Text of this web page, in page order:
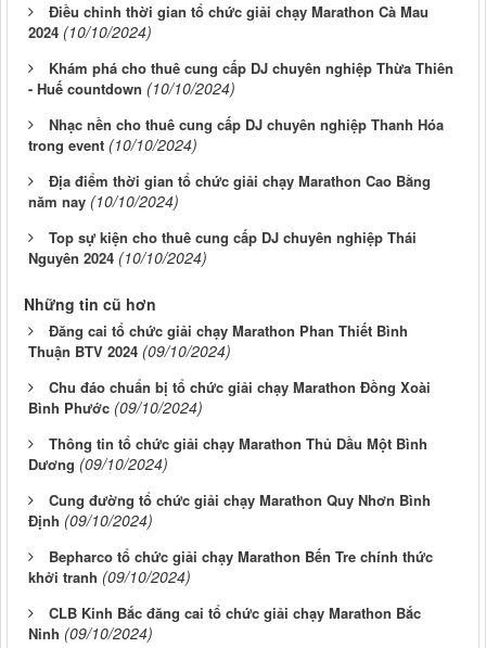
Điều chỉnh thời gian tổ chức giải chạy Marathon Cà Mau
2024 (10/10/2024)
Khám phá cho thuê cung cấp DJ chuyên nghiệp Thừa Thiên
- Huế countdown (10/10/2024)
Nhạc nền cho thuê cung cấp DJ chuyên nghiệp Thanh Hóa
trong event (10/10/2024)
Địa điểm thời gian tổ chức giải chạy Marathon Cao Bằng
năm nay (10/10/2024)
Top sự kiện cho thuê cung cấp DJ chuyên nghiệp Thái
Nguyên 2024 (10/10/2024)
Những tin cũ hơn
Đăng cai tổ chức giải chạy Marathon Phan Thiết Bình
Thuận BTV 2024 (09/10/2024)
Chu đáo chuẩn bị tổ chức giải chạy Marathon Đồng Xoài
Bình Phước (09/10/2024)
Thông tin tổ chức giải chạy Marathon Thủ Dầu Một Bình
Dương (09/10/2024)
Cung đường tổ chức giải chạy Marathon Quy Nhơn Bình
Định (09/10/2024)
Bepharco tổ chức giải chạy Marathon Bến Tre chính thức
khởi tranh (09/10/2024)
CLB Kinh Bắc đăng cai tổ chức giải chạy Marathon Bắc
Ninh (09/10/2024)